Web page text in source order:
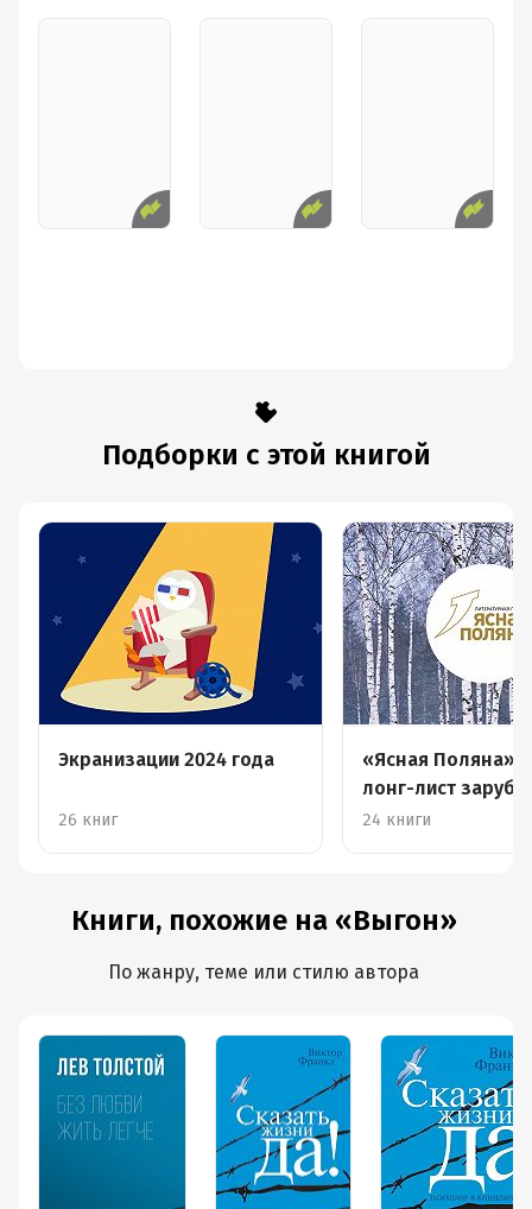
Подборки с этой книгой
Экранизации 2024 года
26 книг
«Ясная Поляна»
лонг-лист
прозы
24 книги
Книги, похожие на «Выгон»
По жанру, теме или стилю автора